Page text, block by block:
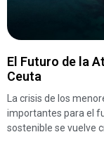
El Futuro de la
Ceuta
La crisis de los
importantes para el
sostenible se vuelve